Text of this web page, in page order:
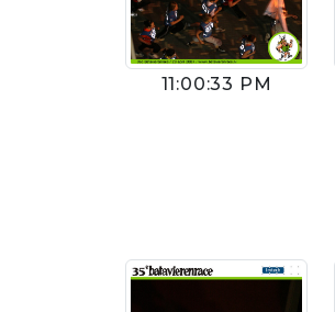
11:00:33 PM